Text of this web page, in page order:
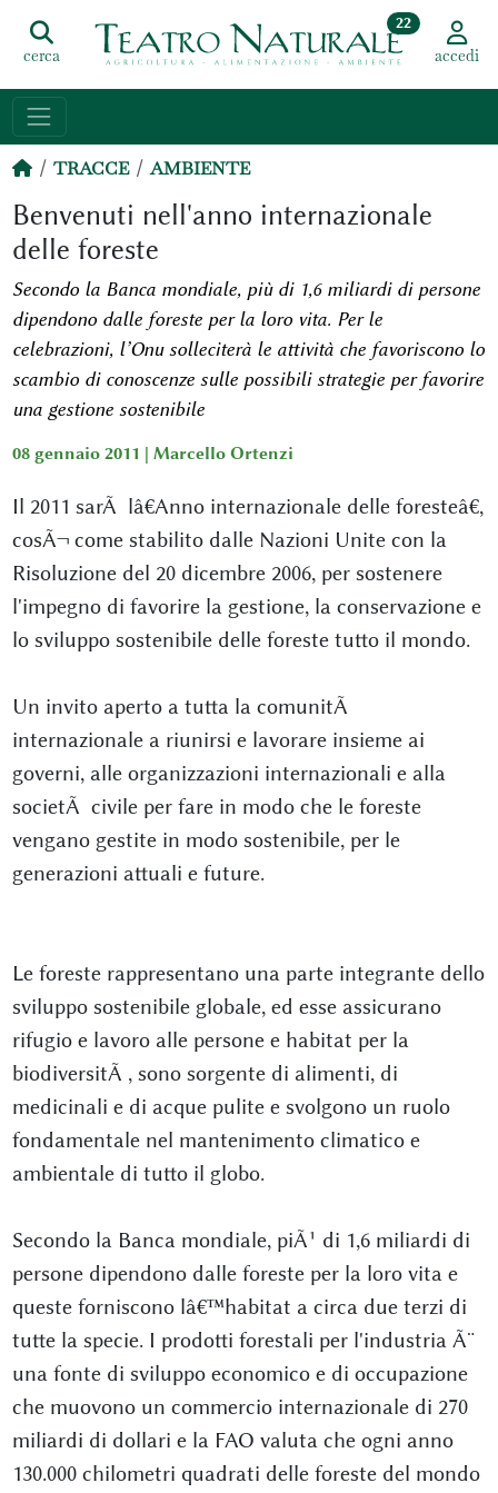
cerca
22
accedi
TRACCE AMBIENTE
Benvenuti nell'anno internazionale
delle foreste
Secondo la Banca mondiale, più di 1,6 miliardi di persone
dipendono dalle foreste per la loro vita. Per le
celebrazioni, l’Onu solleciterà le attività che favoriscono lo
scambio di conoscenze sulle possibili strategie per favorire
una gestione sostenibile
08 gennaio 2011 | Marcello Ortenzi
Il 2011 sarÃ lâ€Anno internazionale delle foresteâ€,
cosÃ¬ come stabilito dalle Nazioni Unite con la
Risoluzione del 20 dicembre 2006, per sostenere
l'impegno di favorire la gestione, la conservazione e
lo sviluppo sostenibile delle foreste tutto il mondo.
Un invito aperto a tutta la comunitÃ
internazionale a riunirsi e lavorare insieme ai
governi, alle organizzazioni internazionali e alla
societÃ civile per fare in modo che le foreste
vengano gestite in modo sostenibile, per le
generazioni attuali e future.
Le foreste rappresentano una parte integrante dello
sviluppo sostenibile globale, ed esse assicurano
rifugio e lavoro alle persone e habitat per la
biodiversitÃ , sono sorgente di alimenti, di
medicinali e di acque pulite e svolgono un ruolo
fondamentale nel mantenimento climatico e
ambientale di tutto il globo.
Secondo la Banca mondiale, piÃ¹ di 1,6 miliardi di
persone dipendono dalle foreste per la loro vita e
queste forniscono lâ€™habitat a circa due terzi di
tutte la specie. I prodotti forestali per l'industria Ã¨
una fonte di sviluppo economico e di occupazione
che muovono un commercio internazionale di 270
miliardi di dollari e la FAO valuta che ogni anno
130.000 chilometri quadrati delle foreste del mondo